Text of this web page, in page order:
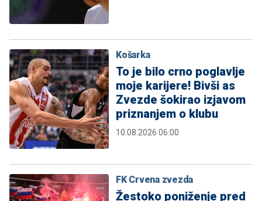
Košarka
To je bilo crno poglavlje
moje karijere! Bivši as
Zvezde šokirao izjavom
priznanjem o klubu
10.08.2026 06:00
FK Crvena zvezda
Žestoko poniženje pred